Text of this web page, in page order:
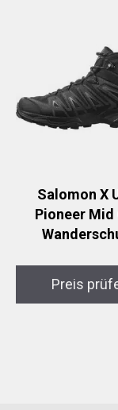
Salomon X
Pioneer Mid
Preis